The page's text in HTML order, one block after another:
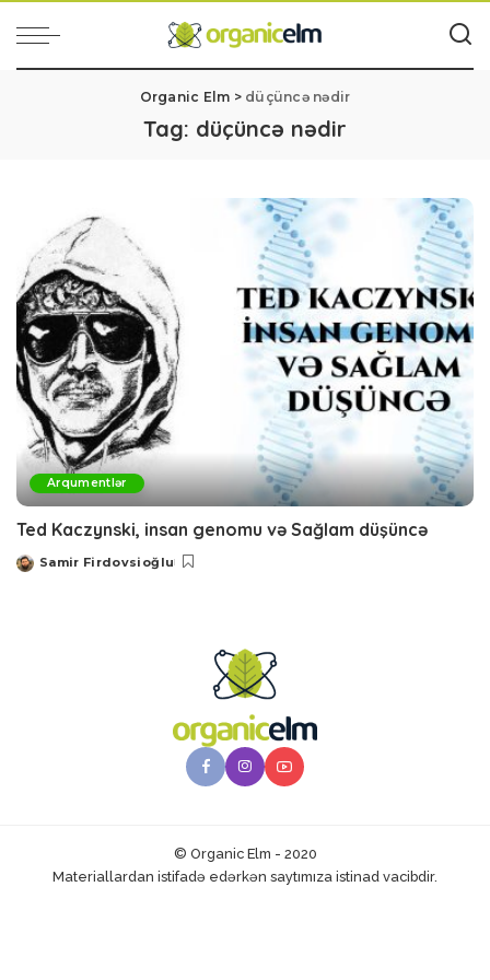
Organic Elm > düçüncə nədir
Tag: düçüncə nədir
Arqumentlər
Ted Kaczynski, insan genomu və Sağlam düşüncə
Posted
Samir Firdovsioğlu
© Organic Elm - 2020
Materiallardan istifadə edərkən saytımıza istinad vacibdir.